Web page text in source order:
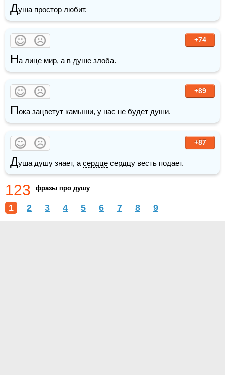
Душа простор любит.
+74
На лице мир, а в душе злоба.
+89
Пока зацветут камыши, у нас не будет души.
+87
Душа душу знает, а сердце сердцу весть подает.
123 фразы про душу
1 2 3 4 5 6 7 8 9